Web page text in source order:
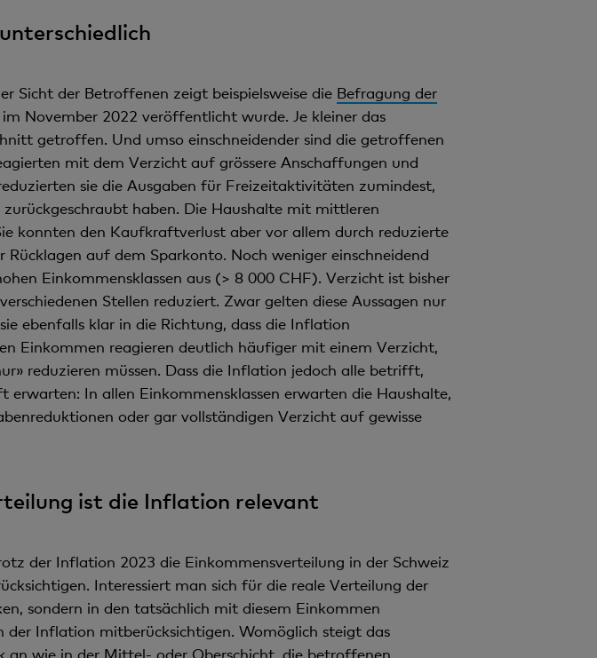
Sicht der Betroffenen zeigt beispielsweise die Befragung der
November 2022 veröffentlicht wurde. Je kleiner das
getroffen. Und umso einschneidender sind die getroffenen
mit dem Verzicht auf grössere Anschaffungen und
sie die Ausgaben für Freizeitaktivitäten zumindest,
haben. Die Haushalte mit mittleren
konnten den Kaufkraftverlust aber vor allem durch reduzierte
auf dem Sparkonto. Noch weniger einschneidend
Einkommensklassen aus (> 8 000 CHF). Verzicht ist bisher
Stellen reduziert. Zwar gelten diese Aussagen nur
ebenfalls klar in die Richtung, dass die Inflation
Einkommen reagieren deutlich häufiger mit einem Verzicht,
reduzieren müssen. Dass die Inflation jedoch alle betrifft,
In allen Einkommensklassen erwarten die Haushalte,
oder gar vollständigen Verzicht auf gewisse
ist die Inflation relevant
der Inflation 2023 die Einkommensverteilung in der Schweiz
Interessiert man sich für die reale Verteilung der
sondern in den tatsächlich mit diesem Einkommen
Inflation mitberücksichtigen. Womöglich steigt das
wie in der Mittel- oder Oberschicht, die betroffenen